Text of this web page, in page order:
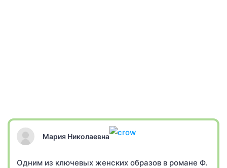
Мария Николаевна
Одним из ключевых женских образов в романе Ф.